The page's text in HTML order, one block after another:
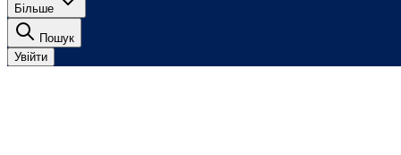
Більше
Пошук
Увійти